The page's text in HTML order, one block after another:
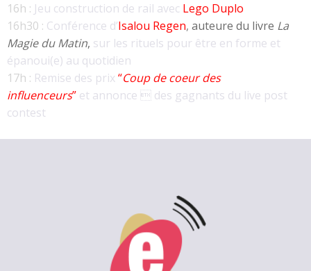
16h : Jeu construction de rail avec Lego Duplo
16h30 : Conférence d’Isalou Regen, auteure du livre La
Magie du Matin, sur les rituels pour être en forme et
épanoui(e) au quotidien
17h : Remise des prix“Coup de coeur des
influenceurs” et annonce  des gagnants du live post
contest
2